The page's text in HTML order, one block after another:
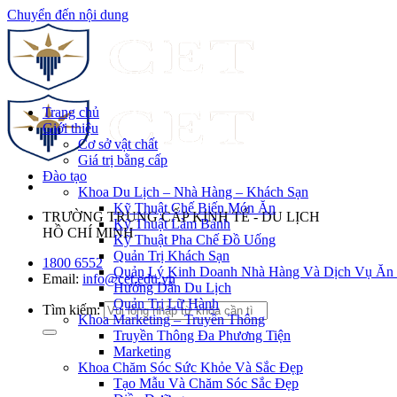
Chuyển đến nội dung
TRƯỜNG TRUNG CẤP KINH TẾ - DU LỊCH
HỒ CHÍ MINH
1800 6552
Email: info@cet.edu.vn
Tìm kiếm:
Trang chủ
Giới thiệu
Cơ sở vật chất
Giá trị bằng cấp
Đào tạo
Khoa Du Lịch – Nhà Hàng – Khách Sạn
Kỹ Thuật Chế Biến Món Ăn
Kỹ Thuật Làm Bánh
Kỹ Thuật Pha Chế Đồ Uống
Quản Trị Khách Sạn
Quản Lý Kinh Doanh Nhà Hàng Và Dịch Vụ Ăn
Hướng Dẫn Du Lịch
Quản Trị Lữ Hành
Khoa Marketing – Truyền Thông
Truyền Thông Đa Phương Tiện
Marketing
Khoa Chăm Sóc Sức Khỏe Và Sắc Đẹp
Tạo Mẫu Và Chăm Sóc Sắc Đẹp